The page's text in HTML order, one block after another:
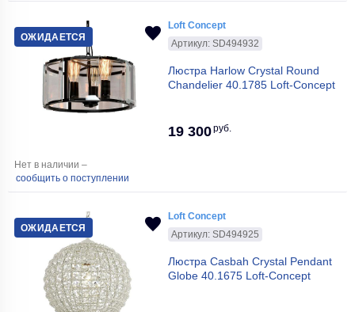
ОЖИДАЕТСЯ
Loft Concept
Артикул: SD494932
Люстра Harlow Crystal Round
Chandelier 40.1785 Loft-Concept
19 300руб.
Нет в наличии –
сообщить о поступлении
ОЖИДАЕТСЯ
Loft Concept
Артикул: SD494925
Люстра Casbah Crystal Pendant
Globe 40.1675 Loft-Concept